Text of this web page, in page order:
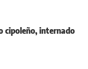
cipoleño, internado